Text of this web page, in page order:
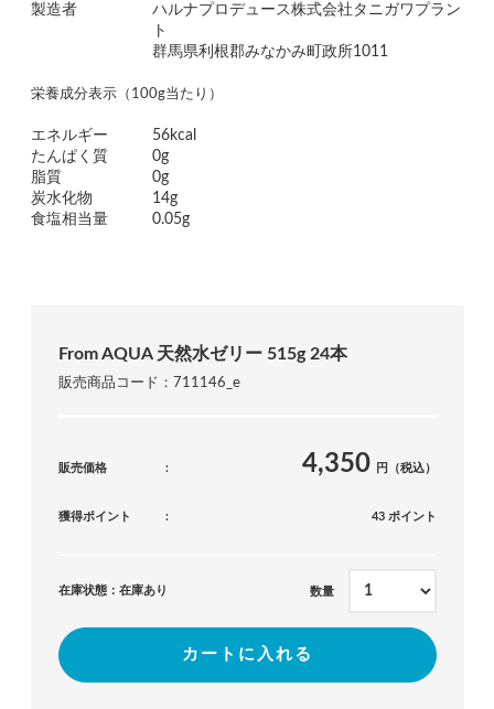
製造者
ハルナプロデュース株式会社タニガワプラン
ト
群馬県利根郡みなかみ町政所1011
栄養成分表示（100g当たり）
エネルギー
56kcal
たんぱく質
0g
脂質
0g
炭水化物
14g
食塩相当量
0.05g
From AQUA 天然水ゼリー 515g 24本
販売商品コード：711146_e
販売価格 4,350 円（税込）
獲得ポイント 43 ポイント
在庫状態：在庫あり 数量
カートに入れる